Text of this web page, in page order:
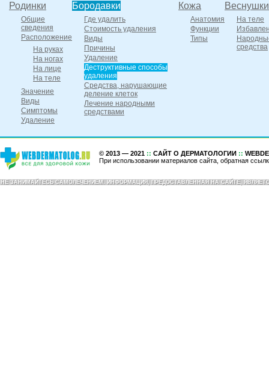
Родинки
Общие
сведения
Расположение
На руках
На ногах
На лице
На теле
Значение
Виды
Симптомы
Удаление
Бородавки
Где удалить
Стоимость удаления
Виды
Причины
Удаление
Деструктивные способы
удаления
Средства, нарушающие
деление клеток
Лечение народными
средствами
Кожа
Анатомия
Функции
Типы
Веснушки
На теле
средства
© 2013 — 2021 :: САЙТ О ДЕРМАТОЛОГИИ ::
При использовании материалов сайта, обратная
НЕ ЗАНИМАЙТЕСЬ САМОЛЕЧЕНИЕМ. ИНФОРМАЦИЯ, ПРЕДОСТАВЛЕННАЯ НА САЙТЕ,